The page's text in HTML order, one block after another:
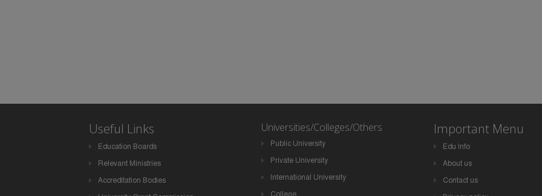
Useful Links
Education Boards
Relevant Ministries
Accreditation Bodies
Universities/Colleges/Others
Public University
Private University
International University
Important Menu
Edu Info
About us
Contact us